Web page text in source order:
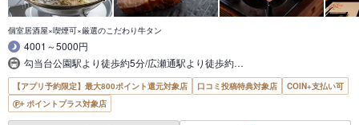
個室居酒屋×喫煙可×厳選のこだわり牛タン
4001～5000円
勾当台公園駅より徒歩約5分/広瀬通駅より徒歩約…
【アプリ予約限定】最大800ポイント還元対象店 口コミ投稿特典対象店
COIN+支払い可
ポイントプラス対象店